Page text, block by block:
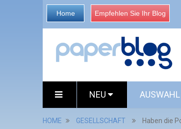
Home Empfehlen Sie Ihr Blog
NEU AUSWAHL
HOME GESELLSCHAFT Haben die